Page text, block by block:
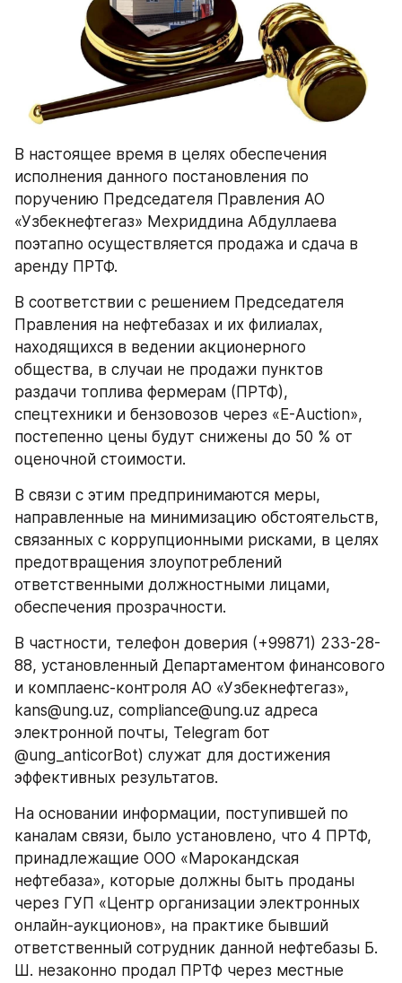
В настоящее время в целях обеспечения
исполнения данного постановления по
поручению Председателя Правления АО
«Узбекнефтегаз» Мехриддина Абдуллаева
поэтапно осуществляется продажа и сдача в
аренду ПРТФ.
В соответствии с решением Председателя
Правления на нефтебазах и их филиалах,
находящихся в ведении акционерного
общества, в случаи не продажи пунктов
раздачи топлива фермерам (ПРТФ),
спецтехники и бензовозов через «E-Auction»,
постепенно цены будут снижены до 50 % от
оценочной стоимости.
В связи с этим предпринимаются меры,
направленные на минимизацию обстоятельств,
связанных с коррупционными рисками, в целях
предотвращения злоупотреблений
ответственными должностными лицами,
обеспечения прозрачности.
В частности, телефон доверия (+99871) 233-28-
88, установленный Департаментом финансового
и комплаенс-контроля АО «Узбекнефтегаз»,
kans@ung.uz, compliance@ung.uz адреса
электронной почты, Telegram бот
@ung_anticorBot) служат для достижения
эффективных результатов.
На основании информации, поступившей по
каналам связи, было установлено, что 4 ПРТФ,
принадлежащие ООО «Марокандская
нефтебаза», которые должны быть проданы
через ГУП «Центр организации электронных
онлайн-аукционов», на практике бывший
ответственный сотрудник данной нефтебазы Б.
Ш. незаконно продал ПРТФ через местные